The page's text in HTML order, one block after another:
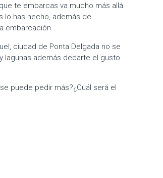
te embarcas va mucho más allá
lo has hecho, además de
embarcación.
ciudad de Ponta Delgada no se
lagunas además dedarte el gusto
puede pedir más?¿Cuál será el